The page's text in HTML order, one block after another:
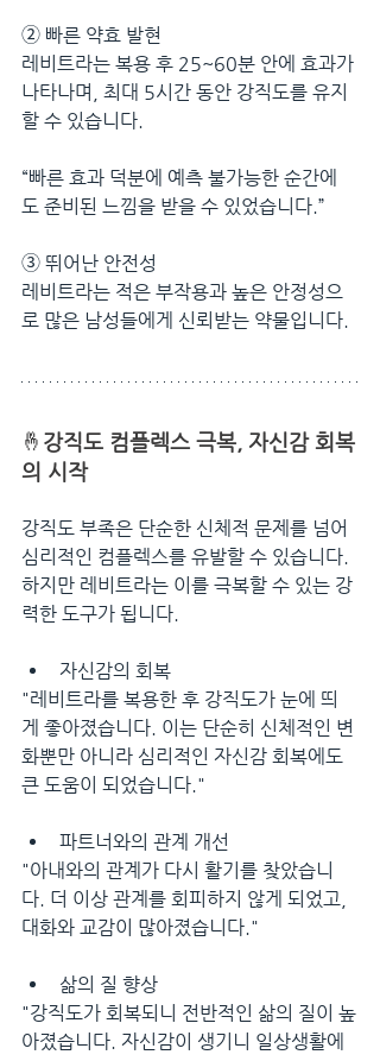
➁ 빠른 약효 발현
레비트라는 복용 후 25~60분 안에 효과가
나타나며, 최대 5시간 동안 강직도를 유지
할 수 있습니다.
“빠른 효과 덕분에 예측 불가능한 순간에
도 준비된 느낌을 받을 수 있었습니다.”
➂ 뛰어난 안전성
레비트라는 적은 부작용과 높은 안정성으
로 많은 남성들에게 신뢰받는 약물입니다.
🤞 강직도 컴플렉스 극복, 자신감 회복
의 시작
강직도 부족은 단순한 신체적 문제를 넘어
심리적인 컴플렉스를 유발할 수 있습니다.
하지만 레비트라는 이를 극복할 수 있는 강
력한 도구가 됩니다.
자신감의 회복
"레비트라를 복용한 후 강직도가 눈에 띄
게 좋아졌습니다. 이는 단순히 신체적인 변
화뿐만 아니라 심리적인 자신감 회복에도
큰 도움이 되었습니다."
파트너와의 관계 개선
"아내와의 관계가 다시 활기를 찾았습니
다. 더 이상 관계를 회피하지 않게 되었고,
대화와 교감이 많아졌습니다."
삶의 질 향상
"강직도가 회복되니 전반적인 삶의 질이 높
아졌습니다. 자신감이 생기니 일상생활에